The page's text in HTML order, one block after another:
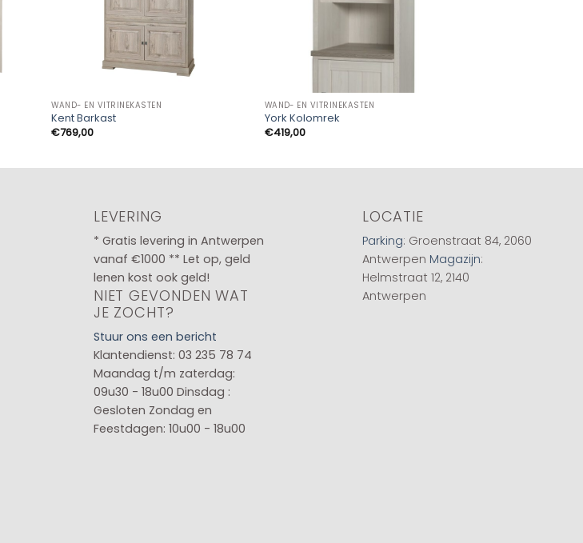
WAND- EN VITRINEKASTEN
Kent Barkast
€769,00
WAND- EN VITRINEKASTEN
York Kolomrek
€419,00
LEVERING
* Gratis levering in Antwerpen
vanaf €1000 ** Let op, geld
lenen kost ook geld!
NIET GEVONDEN WAT
JE ZOCHT?
Stuur ons een bericht
Klantendienst: 03 235 78 74
Maandag t/m zaterdag:
09u30 - 18u00 Dinsdag :
Gesloten Zondag en
Feestdagen: 10u00 - 18u00
LOCATIE
Parking: Groenstraat 84, 2060
Antwerpen Magazijn:
Helmstraat 12, 2140
Antwerpen